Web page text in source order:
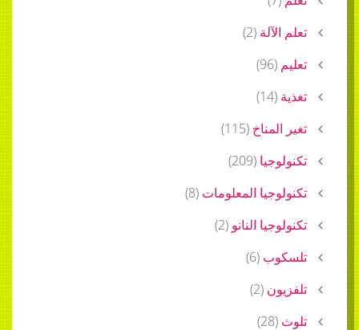
تعلم الآلة (
2
)
تعليم (
96
)
تغذية (
14
)
تغير المناخ (
115
)
تكنولوجيا (
209
)
تكنولوجيا المعلومات (
8
)
تكنولوجيا النانو (
2
)
تلسكوب (
6
)
تلفزيون (
2
)
تلوث (
28
)